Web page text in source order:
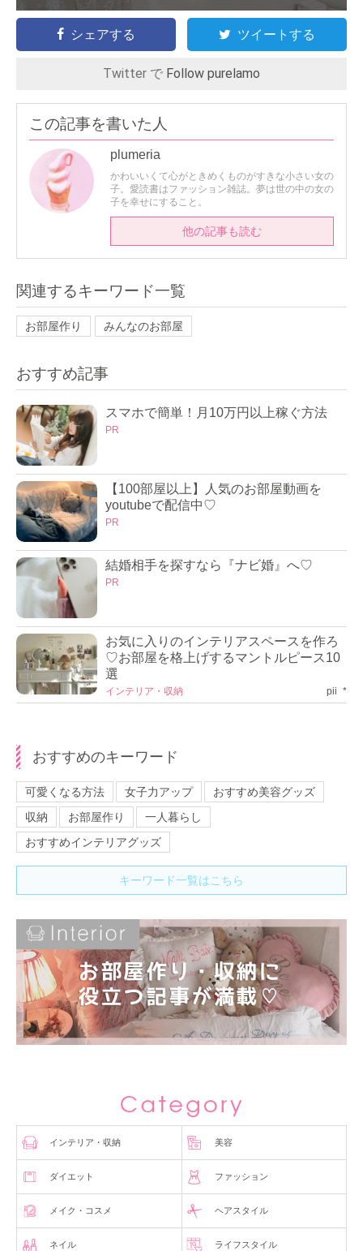
シェアする ツイートする
Twitter で Follow purelamo
この記事を書いた人
plumeria
かわいいくて心がときめくものがすきな小さい女の
子。愛読書はファッション雑誌。夢は世の中の女の
子を幸せにすること。
他の記事も読む
関連するキーワード一覧
お部屋作り みんなのお部屋
おすすめ記事
スマホで簡単！月10万円以上稼ぐ方法
PR
【100部屋以上】人気のお部屋動画を
youtubeで配信中♡
PR
結婚相手を探すなら『ナビ婚』へ♡
PR
お気に入りのインテリアスペースを作ろ
♡お部屋を格上げするマントルピース10
選
インテリア・収納 pii_*
おすすめのキーワード
可愛くなる方法 女子力アップ
おすすめ美容グッズ
収納
お部屋作り
一人暮らし
おすすめインテリアグッズ
キーワード一覧はこちら
インテリア・収納 美容
ダイエット ファッション
メイク・コスメ ヘアスタイル
ネイル ライフスタイル